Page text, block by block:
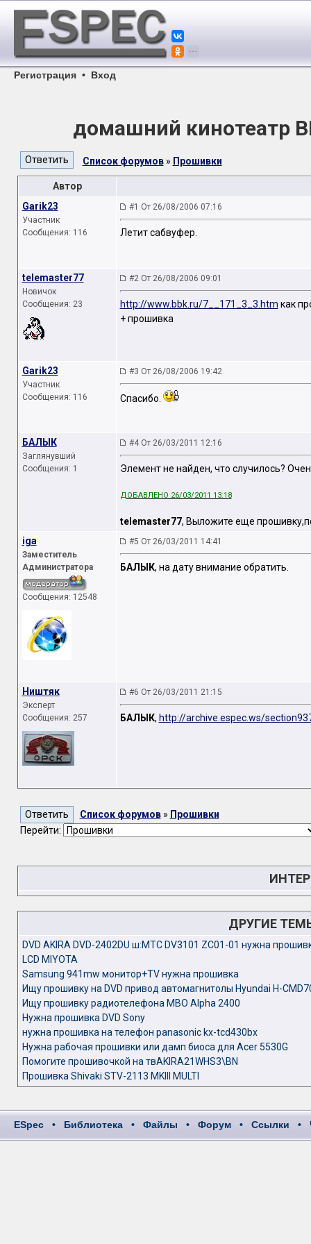
Регистрация • Вход
домашний кинотеатр
Список форумов» Прошивки
Автор
Garik23
Участник
Сообщения: 116
#1 От 26/08/2006 07:16
Летит сабвуфер.
telemaster77
Новичок
Сообщения: 23
#2 От 26/08/2006 09:01
http://www.bbk.ru/7__171_3_3.htm как
+ прошивка
Garik23
Участник
Сообщения: 116
#3 От 26/08/2006 19:42
Спасибо.
БАЛЫК
Заглянувший
Сообщения: 1
#4 От 26/03/2011 12:16
Элемент не найден, что случилось?
ДОБАВЛЕНО 26/03/2011 13:18
telemaster77, Выложите еще
iga
Заместитель
Администратора
Сообщения: 12548
#5 От 26/03/2011 14:41
БАЛЫК, на дату внимание обратить.
Ништяк
Эксперт
Сообщения: 257
#6 От 26/03/2011 21:15
БАЛЫК, http://archive.espec.ws/
Список форумов» Прошивки
Перейти:
ДРУГИЕ
DVD AKIRA DVD-2402DU ш:MTC DV3101 ZC01-01 нужна
LCD MIYOTA
Samsung 941mw монитор+TV нужна прошивка
Ищу прошивку на DVD привод автомагнитолы Hyundai H-
Ищу прошивку радиотелефона MBO Alpha 2400
Нужна прошивка DVD Sony
нужна прошивка на телефон panasonic kx-tcd430bx
Нужна рабочая прошивки или дамп биоса для Acer 5530G
Помогите прошивочкой на твAKIRA21WHS3\BN
Прошивка Shivaki STV-2113 MKIII MULTI
ESpec • Библиотека • Файлы • Форум • Ссылки •